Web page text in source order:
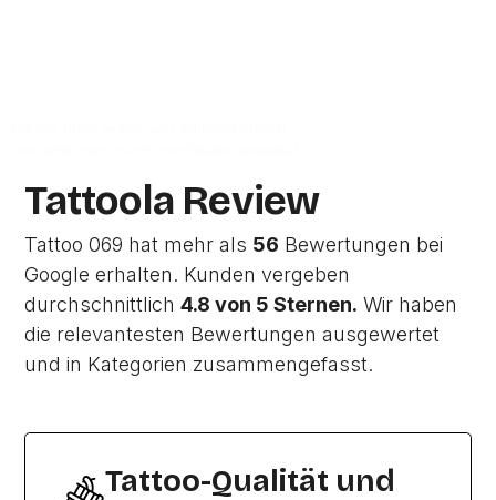
Tattoola Review
Tattoo 069 hat mehr als 56 Bewertungen bei
Google erhalten. Kunden vergeben
durchschnittlich4.8 von 5 Sternen. Wir haben
die relevantesten Bewertungen ausgewertet
und in Kategorien zusammengefasst.
Tattoo-Qualität und